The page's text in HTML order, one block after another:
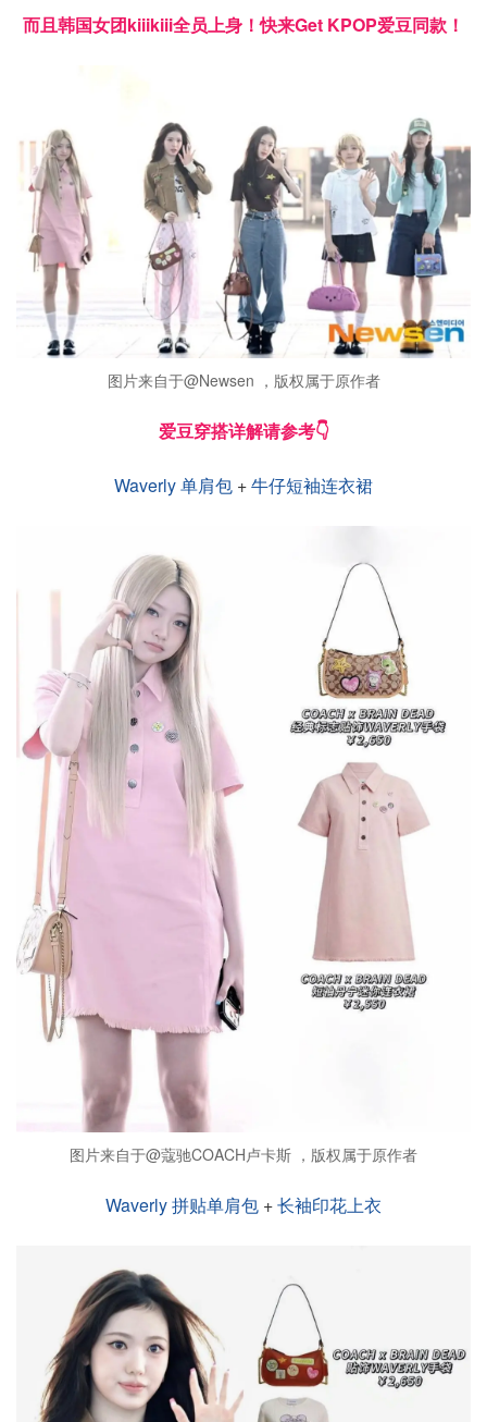
而且韩国女团kiiikiii全员上身！快来Get KPOP爱豆同款！
图片来自于@Newsen ，版权属于原作者
爱豆穿搭详解请参考👇
Waverly 单肩包 +牛仔短袖连衣裙
图片来自于@蔻驰COACH卢卡斯 ，版权属于原作者
Waverly 拼贴单肩包 +长袖印花上衣